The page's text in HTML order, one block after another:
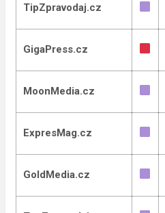
TipZpravodaj.cz
GigaPress.cz
MoonMedia.cz
ExpresMag.cz
GoldMedia.cz